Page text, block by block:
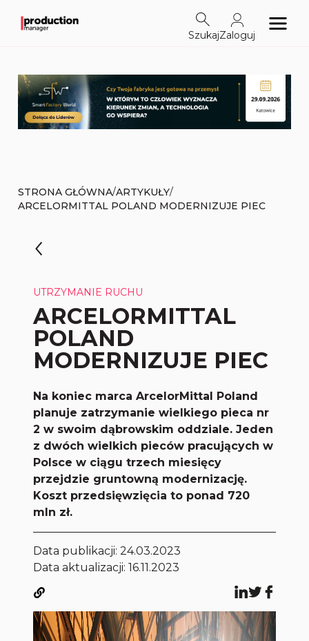
SzukajZaloguj
STRONA GŁÓWNA/ARTYKUŁY/
ARCELORMITTAL POLAND MODERNIZUJE PIEC
UTRZYMANIE RUCHU
ARCELORMITTAL
POLAND
MODERNIZUJE PIEC
Na koniec marca ArcelorMittal Poland
planuje zatrzymanie wielkiego pieca nr
2 w swoim dąbrowskim oddziale. Jeden
z dwóch wielkich pieców pracujących w
Polsce w ciągu trzech miesięcy
przejdzie gruntowną modernizację.
Koszt przedsięwzięcia to ponad 720
mln zł.
Data publikacji:24.03.2023
Data aktualizacji: 16.11.2023